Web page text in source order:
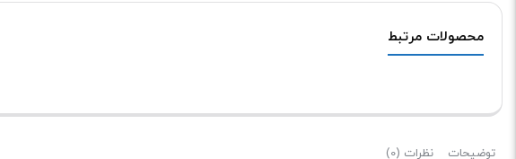
محصولات مرتبط
توضیحات نظرات (0)